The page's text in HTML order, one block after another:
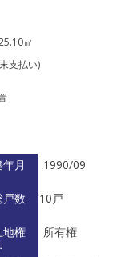
㎡
支払い)
月 1990/09
戸数 10戸
地権 所有権